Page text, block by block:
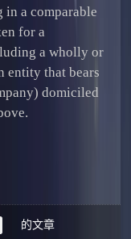
in a comparable
for a
a wholly or
entity that bears
domiciled
的文章